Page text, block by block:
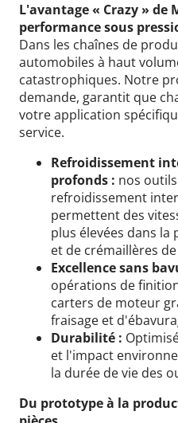
L'avantage « Crazy » de
performance sous
Dans les chaînes de
automobiles à haut
catastrophiques. Notre
demande, garantit que
votre application
service.
Refroidissement
profonds : nos outils
refroidissement
permettent des
plus élevées dans
et de crémaillères
Excellence sans
opérations de
carters de moteur
fraisage et
Durabilité :
et l'impact
la durée de vie des
Du prototype à la